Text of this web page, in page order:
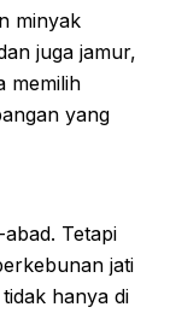
minyak
juga jamur,
memilih
yang
Tetapi
jati
tidak hanya di